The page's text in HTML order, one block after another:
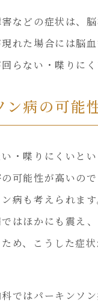
などの症状は、
れた場合には脳
らない・喋りに
ン病の可能
・喋りにくいと
可能性が高いの
病も考えられます
はほかにも震え
め、こうした症
ではパーキンソ